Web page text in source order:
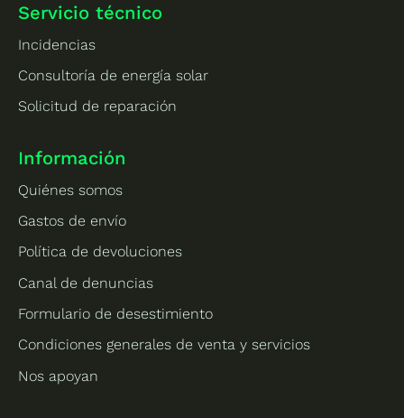
Servicio técnico
Incidencias
Consultoría de energía solar
Solicitud de reparación
Información
Quiénes somos
Gastos de envío
Política de devoluciones
Canal de denuncias
Formulario de desestimiento
Condiciones generales de venta y servicios
Nos apoyan